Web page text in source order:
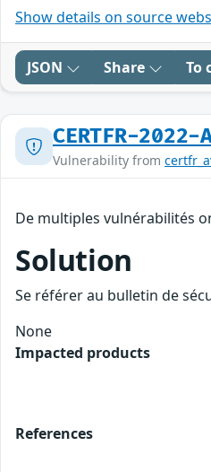
Show details on source
JSON Share To
CERTFR-
Vulnerability from
De multiples vulnérabilités
Solution
Se référer au bulletin de
None
Impacted products
References